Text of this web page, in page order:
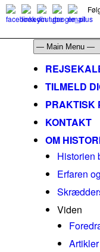
TILMELD
PRAKTISK
KONTAKT
OM
Historien
Erfaren
Viden
Artikler